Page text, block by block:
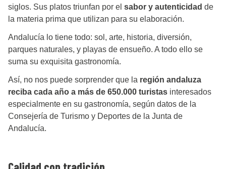
siglos. Sus platos triunfan por el sabor y autenticidad de
la materia prima que utilizan para su elaboración.
Andalucía lo tiene todo: sol, arte, historia, diversión,
parques naturales, y playas de ensueño. A todo ello se
suma su exquisita gastronomía.
Así, no nos puede sorprender que la región andaluza
reciba cada año a más de 650.000 turistas interesados
especialmente en su gastronomía, según datos de la
Consejería de Turismo y Deportes de la Junta de
Andalucía.